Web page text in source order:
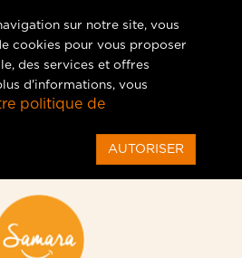
sur notre site, vous
cookies pour vous proposer
des services et offres
d'informations, vous
politique de
AUTORISER